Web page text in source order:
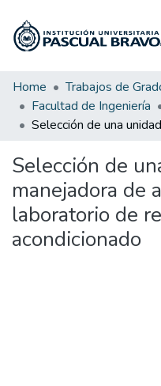
Communities & Collections
All of DSpace
Statistics
Home Trabajos de
Facultad de Ingeniería
Selección de
manejadora de
laboratorio de
acondicionado